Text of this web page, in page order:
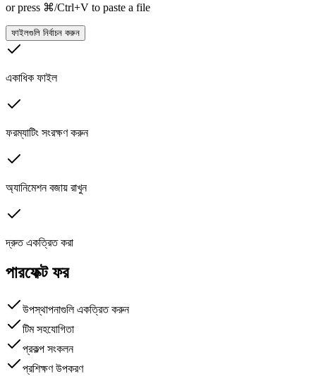
or press ⌘/Ctrl+V to paste a file
ফাইলগুলি নির্বাচন করুন
একাধিক ফাইল
ফরম্যাটিং সংরক্ষণ করুন
অ্যানিমেশন বজায় রাখুন
দ্রুত একত্রিত করা
পারফেক্ট ফর
উপস্থাপনাগুলি একত্রিত করুন
টিম সহযোগিতা
প্রকল্প সংকলন
প্রশিক্ষণ উপকরণ